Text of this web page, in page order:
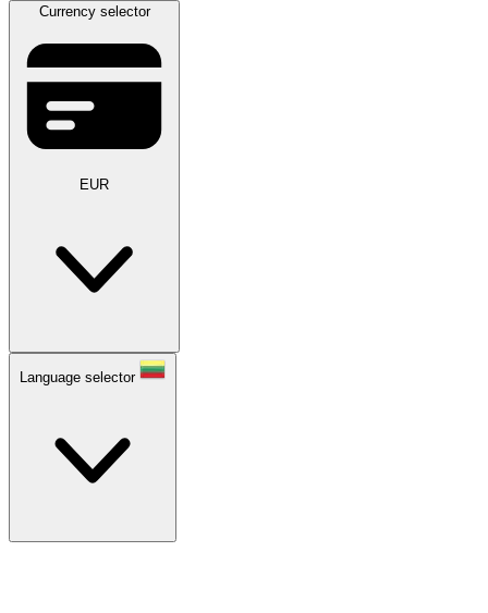
Currency selector
EUR
Language selector